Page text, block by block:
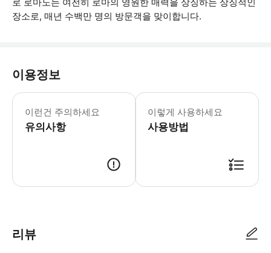
장소로, 매년 수백만 명의 방문객을 맞이합니다.
이용정보
이런건 주의하세요
유의사항
예약 과정에서 각 참여 인원은 본인의
이렇게 사용하세요
사용방법
리뷰